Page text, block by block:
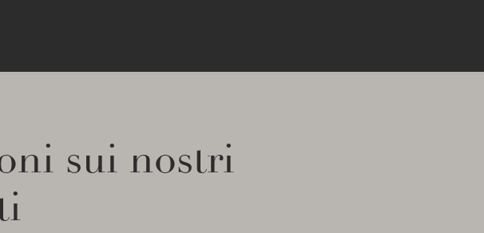
sui nostri